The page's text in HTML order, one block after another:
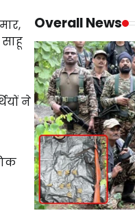
साहू
ने
Overall News